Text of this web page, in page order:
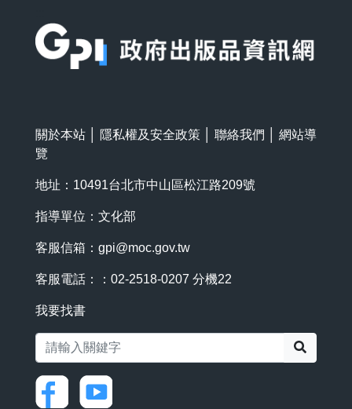
關於本站 隱私權及安全政策 聯絡我們
網站導
覽
地址：10491台北市中山區松江路209號
指導單位：文化部
客服信箱： gpi@moc.gov.tw
客服電話：：02-2518-0207 分機22
我要找書